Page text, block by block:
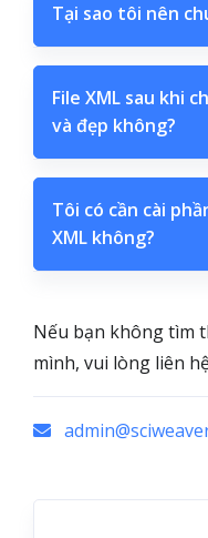
Tại sao tôi nên
File XML sau khi
và đẹp không?
Tôi có cần cài
XML không?
Nếu bạn không tìm
mình, vui lòng liên